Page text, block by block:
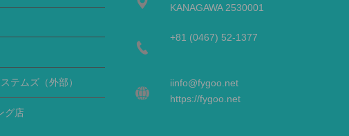
テムズ（外部）
グ店
KANAGAWA 2530001
+81 (0467) 52-1377
iinfo@fygoo.net
https://fygoo.net